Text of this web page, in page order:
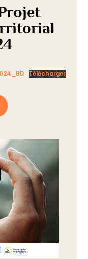
Télécharger